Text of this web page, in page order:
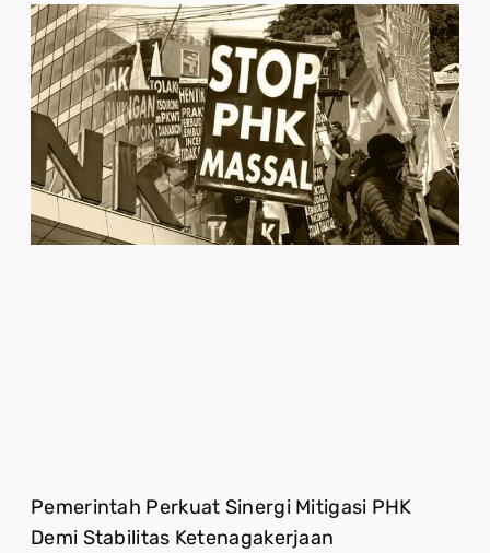
Pemerintah Perkuat Sinergi Mitigasi PHK
Demi Stabilitas Ketenagakerjaan